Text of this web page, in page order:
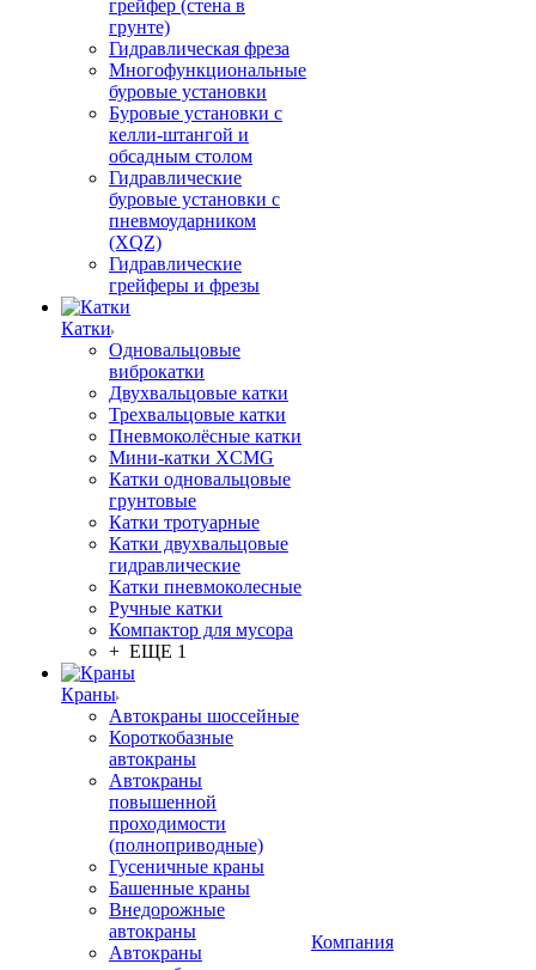
грейфер (стена в
грунте)
Гидравлическая фреза
Многофункциональные
буровые установки
Буровые установки с
келли-штангой и
обсадным столом
Гидравлические
буровые установки с
пневмоударником
(XQZ)
Гидравлические
грейферы и фрезы
Катки
Одновальцовые
виброкатки
Двухвальцовые катки
Трехвальцовые катки
Пневмоколёсные катки
Мини-катки XCMG
Катки одновальцовые
грунтовые
Катки тротуарные
Катки двухвальцовые
гидравлические
Катки пневмоколесные
Ручные катки
Компактор для мусора
+ ЕЩЕ 1
Краны
Автокраны шоссейные
Короткобазные
автокраны
Автокраны
повышенной
проходимости
(полноприводные)
Гусеничные краны
Башенные краны
Внедорожные
автокраны
Автокраны
Компания